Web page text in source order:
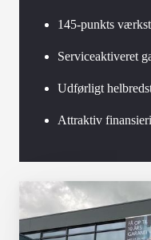
145-punkts
Serviceaktiveret
Udførligt
Attraktiv